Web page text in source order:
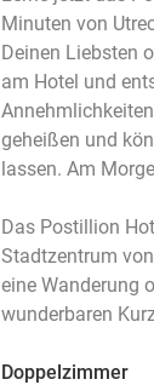
Minuten von
Deinen Liebsten
am Hotel und
geheißen und
lassen. Am
Das Postillion
Stadtzentrum
eine Wanderung
wunderbaren
Doppelzimmer